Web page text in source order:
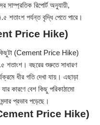
সাম্প্রতিক রিপোর্ট অনুযায়ী,
শতাংশ পর্যন্ত বৃদ্ধি পেতে পারে।
Price Hike)
(Cement Price Hike)
শতাংশ। বছরের শুরুতে সাধারণ
ধীর গতি দেখা যায়। এছাড়া
কারণে বেশ কিছু পরিকাঠামো
প্রভাব পড়েছে।
(Cement Price Hike)